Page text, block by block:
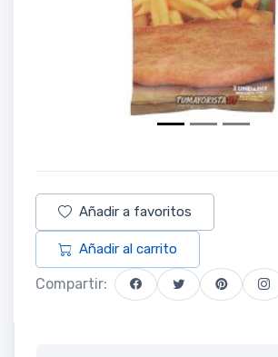
Añadir a favoritos
Añadir al carrito
Compartir: